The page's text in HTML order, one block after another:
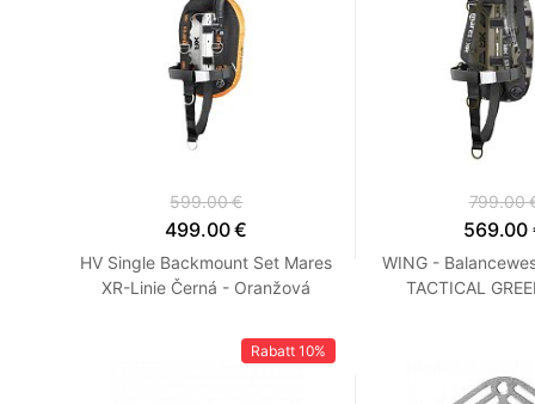
599.00 €
499.00 €
HV Single Backmount Set Mares
XR-Linie Černá - Oranžová
799.00
569.00
WING -
TACTICAL
Rabatt 10%